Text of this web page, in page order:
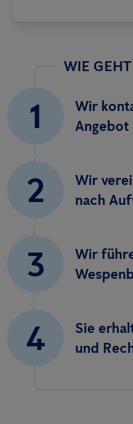
WIE
1
Wir
Angebot
2
Wir
nach
3
Wir
4
Sie
und